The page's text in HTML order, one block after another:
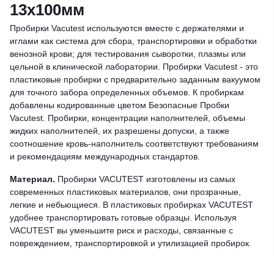
13х100мм
Пробирки Vacutest используются вместе с держателями и
иглами как система для сбора, транспортировки и обработки
венозной крови; для тестирования сыворотки, плазмы или
цельной в клинической лаборатории. Пробирки Vacutest - это
пластиковые пробирки с предварительно заданным вакуумом
для точного забора определенных объемов. К пробиркам
добавлены кодированные цветом Безопасные Пробки
Vacutest. Пробирки, концентрации наполнителей, объемы
жидких наполнителей, их разрешены допуски, а также
соотношение кровь-наполнитель соответствуют требованиям
и рекомендациям международных стандартов.
Материал. Пробирки VACUTEST изготовлены из самых
современных пластиковых материалов, они прозрачные,
легкие и небьющиеся. В пластиковых пробирках VACUTEST
удобнее транспортировать готовые образцы. Используя
VACUTEST вы уменьшите риск и расходы, связанные с
повреждением, транспортировкой и утилизацией пробирок.